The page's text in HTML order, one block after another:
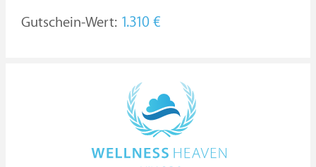
Gutschein-Wert: 1.310 €